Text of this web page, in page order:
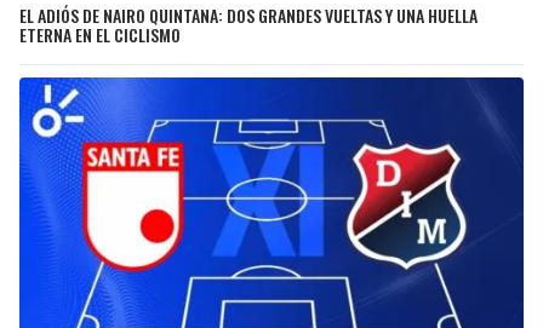
EL ADIÓS DE NAIRO QUINTANA: DOS GRANDES VUELTAS Y UNA HUELLA
ETERNA EN EL CICLISMO